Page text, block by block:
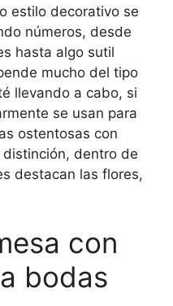
estilo decorativo se
números, desde
hasta algo sutil
mucho del tipo
llevando a cabo, si
se usan para
ostentosas con
dentro de
destacan las flores,
con
bodas